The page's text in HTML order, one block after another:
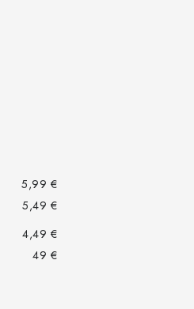
5,99 €
5,49 €
4,49 €
49 €